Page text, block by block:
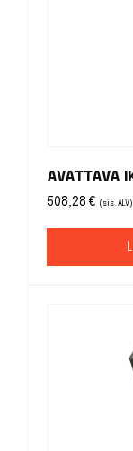
AVATTAVA
508,28€ (sis. ALV)